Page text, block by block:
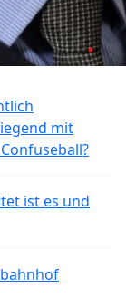
mit
ist es und